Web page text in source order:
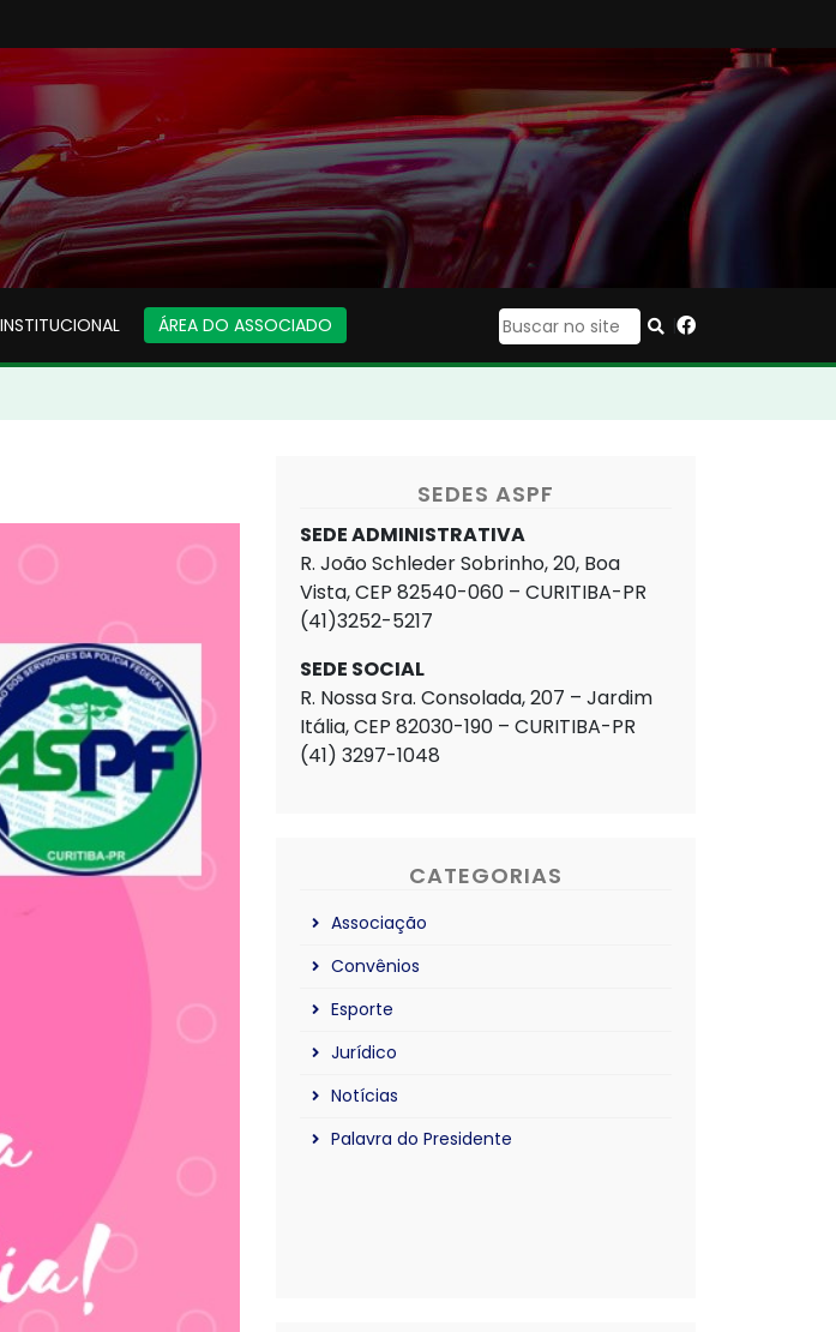
INSTITUCIONAL ÁREA DO ASSOCIADO |
SEDES ASPF
SEDE ADMINISTRATIVA
R. João Schleder Sobrinho, 20, Boa
Vista, CEP 82540-060 – CURITIBA-PR
(41)3252-5217
SEDE SOCIAL
R. Nossa Sra. Consolada, 207 – Jardim
Itália, CEP 82030-190 – CURITIBA-PR
(41) 3297-1048
CATEGORIAS
Associação
Convênios
Esporte
Jurídico
Notícias
Palavra do Presidente